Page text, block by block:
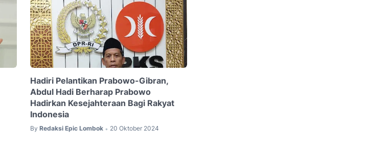
Hadiri Pelantikan Prabowo-Gibran,
Abdul Hadi Berharap Prabowo
Hadirkan Kesejahteraan Bagi Rakyat
Indonesia
By Redaksi Epic Lombok • 20 Oktober 2024